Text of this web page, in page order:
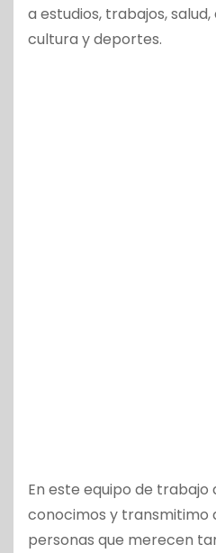
a estudios, trabajos,
cultura y deportes.
En este equipo de trabajo
conocimos y transmitimo
personas que merecen